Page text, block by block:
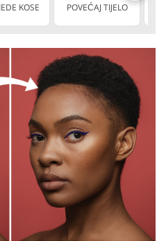
KOSE POVEĆAJ TIJELO